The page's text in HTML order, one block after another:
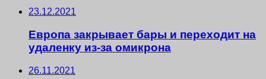
23.12.2021
Европа закрывает бары и переходит на
удаленку из-за омикрона
26.11.2021